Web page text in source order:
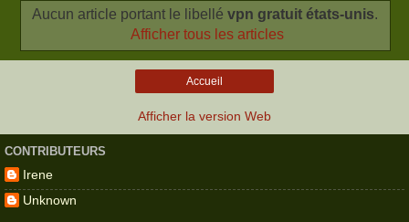
Aucun article portant le libellé vpn gratuit états-unis.
Afficher tous les articles
Accueil
Afficher la version Web
CONTRIBUTEURS
Irene
Unknown